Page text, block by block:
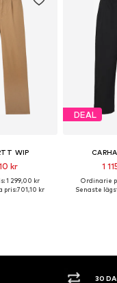
WIP
kr
1 299,00 kr
pris:701,10 kr
DEAL
1
Ordinarie
Senaste
SHOPPA NU.